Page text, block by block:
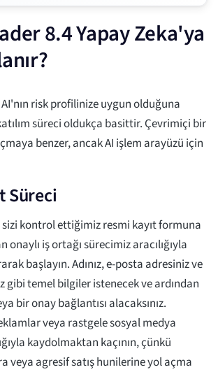
8.4 Yapay Zeka'ya
risk profilinize uygun olduğuna
süreci oldukça basittir. Çevrimiçi bir
benzer, ancak AI işlem arayüzü için
Süreci
kontrol ettiğimiz resmi kayıt formuna
iş ortağı sürecimiz aracılığıyla
başlayın. Adınız, e-posta adresiniz ve
gibi temel bilgiler istenecek ve ardından
bir onay bağlantısı alacaksınız.
veya rastgele sosyal medya
kaydolmaktan kaçının, çünkü
veya agresif satış hunilerine yol açma